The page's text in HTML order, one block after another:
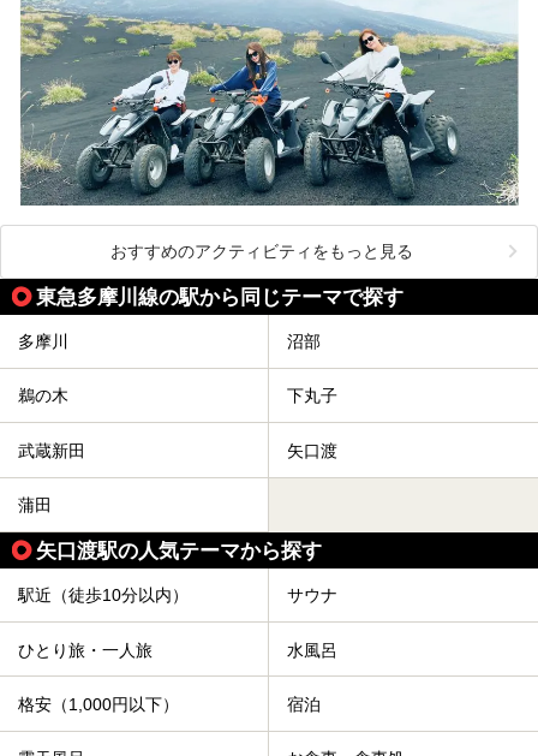
おすすめのアクティビティをもっと見る
東急多摩川線の駅から同じテーマで探す
多摩川 沼部
鵜の木 下丸子
武蔵新田 矢口渡
蒲田
矢口渡駅の人気テーマから探す
駅近（徒歩10分以内） サウナ
ひとり旅・一人旅 水風呂
格安（1,000円以下） 宿泊